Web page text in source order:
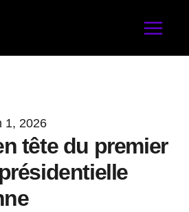
1, 2026
tête du premier